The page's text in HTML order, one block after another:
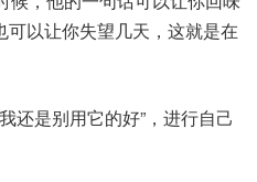
以让你失望几天，这就是在
还是别用它的好”，进行自己